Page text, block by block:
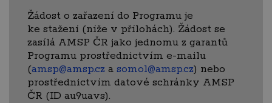
Žádost o zařazení do Programu je
ke stažení (níže v přílohách). Žádost se
zasílá AMSP ČR jako jednomu z garantů
Programu prostřednictvím e-mailu
(amsp@amsp.cz a somol@amsp.cz) nebo
prostřednictvím datové schránky AMSP
ČR (ID au9uavs).